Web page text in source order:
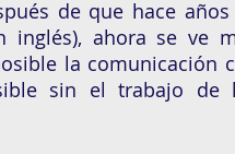
de que hace
inglés), ahora se ve
la comunicación
sin el trabajo de